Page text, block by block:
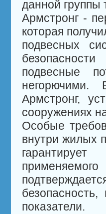
данной группы
Армстронг -
которая
подвесных
подвесные
негорючими.
Армстронг,
сооружениях
Особые
внутри жилых
безопасность,
показатели.